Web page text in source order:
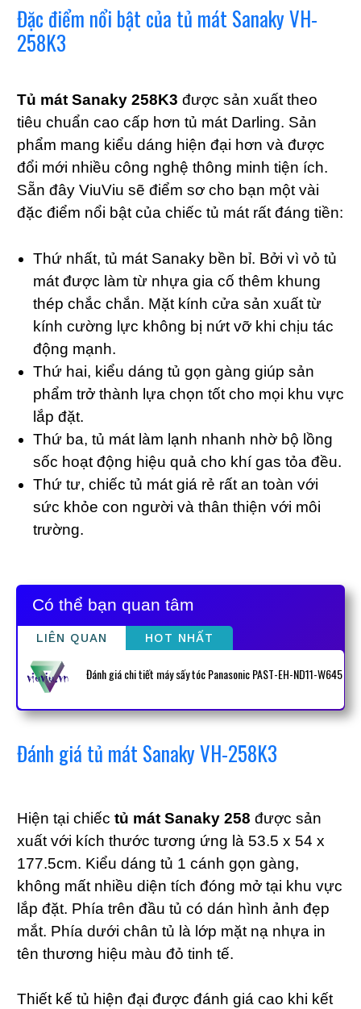
Đặc điểm nổi bật của tủ mát Sanaky VH-
258K3
Tủ mát Sanaky 258K3 được sản xuất theo
tiêu chuẩn cao cấp hơn tủ mát Darling. Sản
phẩm mang kiểu dáng hiện đại hơn và được
đổi mới nhiều công nghệ thông minh tiện ích.
Sẵn đây ViuViu sẽ điểm sơ cho bạn một vài
đặc điểm nổi bật của chiếc tủ mát rất đáng tiền:
Thứ nhất, tủ mát Sanaky bền bỉ. Bởi vì vỏ tủ
mát được làm từ nhựa gia cố thêm khung
thép chắc chắn. Mặt kính cửa sản xuất từ
kính cường lực không bị nứt vỡ khi chịu tác
động mạnh.
Thứ hai, kiểu dáng tủ gọn gàng giúp sản
phẩm trở thành lựa chọn tốt cho mọi khu vực
lắp đặt.
Thứ ba, tủ mát làm lạnh nhanh nhờ bộ lồng
sốc hoạt động hiệu quả cho khí gas tỏa đều.
Thứ tư, chiếc tủ mát giá rẻ rất an toàn với
sức khỏe con người và thân thiện với môi
trường.
Có thể bạn quan tâm
LIÊN QUAN HOT NHẤT
Đánh giá chi tiết máy sấy tóc Panasonic PAST-EH-ND11-W645
Đánh giá tủ mát Sanaky VH-258K3
Hiện tại chiếc tủ mát Sanaky 258 được sản
xuất với kích thước tương ứng là 53.5 x 54 x
177.5cm. Kiểu dáng tủ 1 cánh gọn gàng,
không mất nhiều diện tích đóng mở tại khu vực
lắp đặt. Phía trên đầu tủ có dán hình ảnh đẹp
mắt. Phía dưới chân tủ là lớp mặt nạ nhựa in
tên thương hiệu màu đỏ tinh tế.
Thiết kế tủ hiện đại được đánh giá cao khi kết